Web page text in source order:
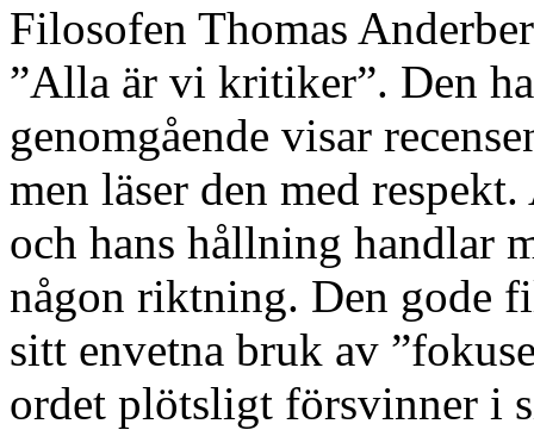
Filosofen Thomas
”Alla är vi kritiker”. Den
genomgående visar
men läser den med
och hans hållning handlar
någon riktning. Den gode
sitt envetna bruk av
ordet plötsligt försvinner i